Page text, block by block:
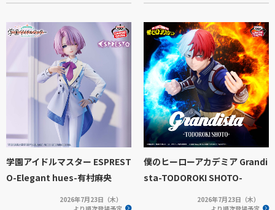
学園アイドルマスター ESPREST
O-Elegant hues-有村麻央
2026年7月23日（木）
僕のヒーローアカデミア Grandi
sta-TODOROKI SHOTO-
2026年7月23日（木）